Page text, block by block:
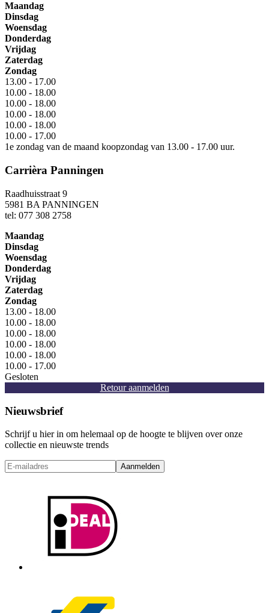
Maandag
Dinsdag
Woensdag
Donderdag
Vrijdag
Zaterdag
Zondag
13.00 - 17.00
10.00 - 18.00
10.00 - 18.00
10.00 - 18.00
10.00 - 18.00
10.00 - 17.00
1e zondag van de maand koopzondag van 13.00 - 17.00 uur.
Carrièra Panningen
Raadhuisstraat 9
5981 BA PANNINGEN
tel: 077 308 2758
Maandag
Dinsdag
Woensdag
Donderdag
Vrijdag
Zaterdag
Zondag
13.00 - 18.00
10.00 - 18.00
10.00 - 18.00
10.00 - 18.00
10.00 - 18.00
10.00 - 17.00
Gesloten
Retour aanmelden
Nieuwsbrief
Schrijf u hier in om helemaal op de hoogte te blijven over onze
collectie en nieuwste trends
Aanmelden